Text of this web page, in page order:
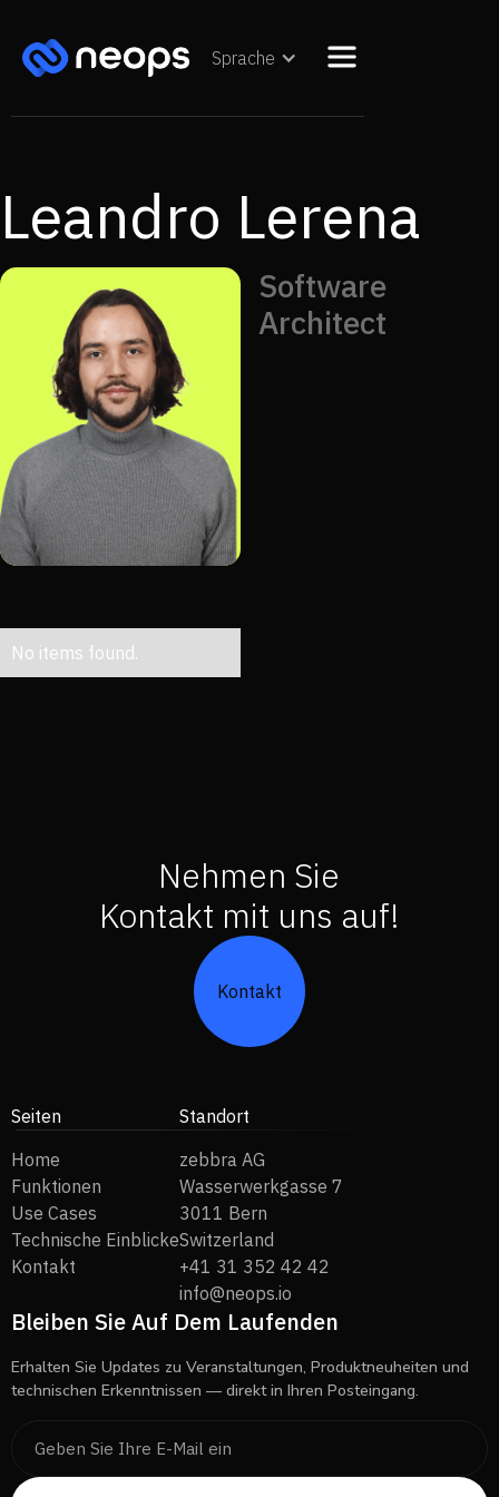
Sprache
Leandro Lerena
Software
Architect
No items found.
Nehmen Sie
Kontakt mit uns auf!
Kontakt
Seiten
Home
Funktionen
Use Cases
Technische Einblicke
Kontakt
Standort
zebbra AG
Wasserwerkgasse 7
3011 Bern
Switzerland
+41 31 352 42 42
info@neops.io
Bleiben Sie Auf Dem Laufenden
Erhalten Sie Updates zu Veranstaltungen, Produktneuheiten und
technischen Erkenntnissen — direkt in Ihren Posteingang.